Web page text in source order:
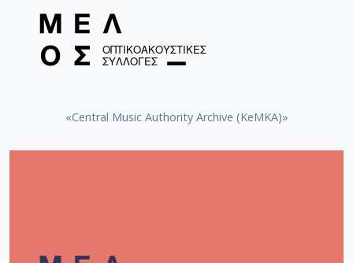
«Central Music Authority Archive (KeMKA)»